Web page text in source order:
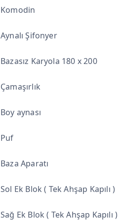
Komodin
Aynalı Şifonyer
Bazasız Karyola 180 x 200
Çamaşırlık
Boy aynası
Puf
Baza Aparatı
Sol Ek Blok ( Tek Ahşap Kapılı )
Sağ Ek Blok ( Tek Ahşap Kapılı )